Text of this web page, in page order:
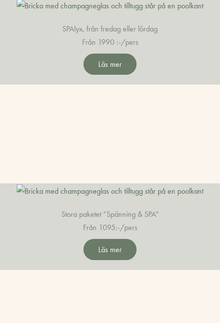
SPAlyx, från fredag eller lördag
Från 1990 :-/pers
Läs mer
Stora paketet ”Spänning & SPA”
Från 1095:-/pers
Läs mer